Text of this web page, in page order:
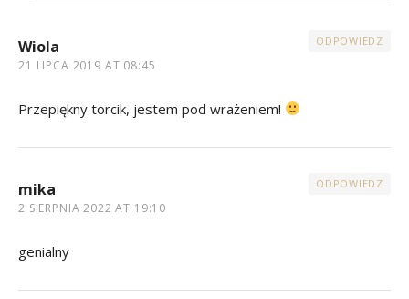
Wiola
21 LIPCA 2019 AT 08:45
ODPOWIEDZ
Przepiękny torcik, jestem pod wrażeniem!
mika
2 SIERPNIA 2022 AT 19:10
ODPOWIEDZ
genialny